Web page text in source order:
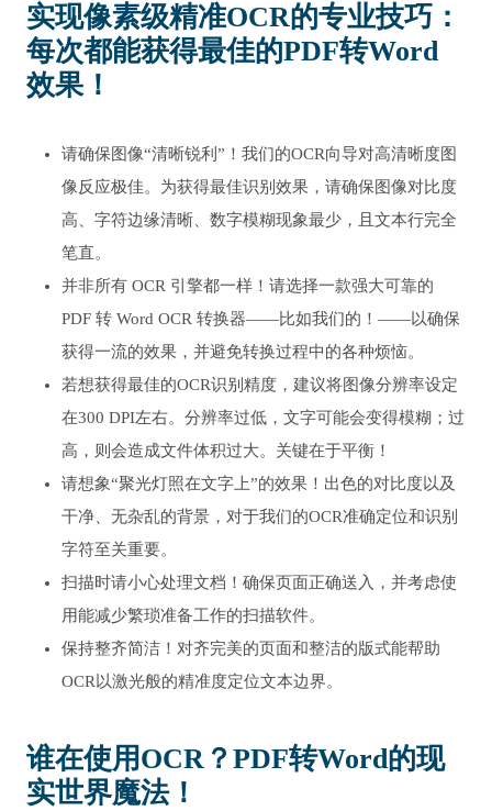
实现像素级精准OCR的专业技巧：
每次都能获得最佳的PDF转Word
效果！
请确保图像“清晰锐利”！我们的OCR向导对高清晰度图
像反应极佳。为获得最佳识别效果，请确保图像对比度
高、字符边缘清晰、数字模糊现象最少，且文本行完全
笔直。
并非所有 OCR 引擎都一样！请选择一款强大可靠的
PDF 转 Word OCR 转换器——比如我们的！——以确保
获得一流的效果，并避免转换过程中的各种烦恼。
若想获得最佳的OCR识别精度，建议将图像分辨率设定
在300 DPI左右。分辨率过低，文字可能会变得模糊；过
高，则会造成文件体积过大。关键在于平衡！
请想象“聚光灯照在文字上”的效果！出色的对比度以及
干净、无杂乱的背景，对于我们的OCR准确定位和识别
字符至关重要。
扫描时请小心处理文档！确保页面正确送入，并考虑使
用能减少繁琐准备工作的扫描软件。
保持整齐简洁！对齐完美的页面和整洁的版式能帮助
OCR以激光般的精准度定位文本边界。
谁在使用OCR？PDF转Word的现
实世界魔法！